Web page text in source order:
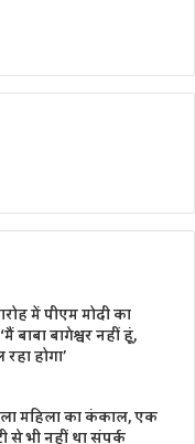
में पीएम मोदी का
बाबा बागेश्वर नहीं हूं,
होगा’
महिला का कंकाल, एक
से भी नहीं था संपर्क